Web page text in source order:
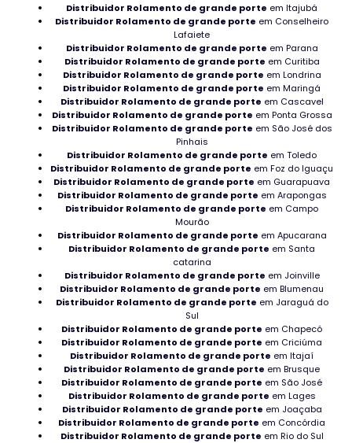
Rolamento para CNC distribuidor
Peças de manutenção de máquina
Distribuidor de peças para compressor
Rolamentos NTN no Rio Grande do Sul
Loja de Mancais NSK
Distribuidor de Mancais de apoio
Rolamentos de Deslizamento em Minas Gerais
Rolamentos de rolos cônicos
Rolamentos industriais onde adquirir
Mancal NSK é bom
Adquirir Rolamento para moinho
Catálogo de Mancais em Macapá
Distribuidora de mancais e rolamentos
Mancal Radial no Espírito Santo
Distribuidor Rolamento de grande porte em Itajubá
Distribuidor Rolamento de grande porte em Conselheiro
Lafaiete
Distribuidor Rolamento de grande porte em Parana
Distribuidor Rolamento de grande porte em Curitiba
Distribuidor Rolamento de grande porte em Londrina
Distribuidor Rolamento de grande porte em Maringá
Distribuidor Rolamento de grande porte em Cascavel
Distribuidor Rolamento de grande porte em Ponta Grossa
Distribuidor Rolamento de grande porte em São José dos
Pinhais
Distribuidor Rolamento de grande porte em Toledo
Distribuidor Rolamento de grande porte em Foz do Iguaçu
Distribuidor Rolamento de grande porte em Guarapuava
Distribuidor Rolamento de grande porte em Arapongas
Distribuidor Rolamento de grande porte em Campo
Mourão
Distribuidor Rolamento de grande porte em Apucarana
Distribuidor Rolamento de grande porte em Santa
catarina
Distribuidor Rolamento de grande porte em Joinville
Distribuidor Rolamento de grande porte em Blumenau
Distribuidor Rolamento de grande porte em Jaraguá do
Sul
Distribuidor Rolamento de grande porte em Chapecó
Distribuidor Rolamento de grande porte em Criciúma
Distribuidor Rolamento de grande porte em Itajaí
Distribuidor Rolamento de grande porte em Brusque
Distribuidor Rolamento de grande porte em São José
Distribuidor Rolamento de grande porte em Lages
Distribuidor Rolamento de grande porte em Joaçaba
Distribuidor Rolamento de grande porte em Concórdia
Distribuidor Rolamento de grande porte em Rio do Sul